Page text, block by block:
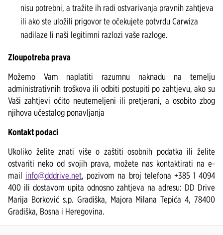
nisu potrebni, a tražite ih radi ostvarivanja pravnih zahtjeva
ili ako ste uložili prigovor te očekujete potvrdu Carwiza
nadilaze li naši legitimni razlozi vaše razloge.
Zloupotreba prava
Možemo Vam naplatiti razumnu naknadu na temelju
administrativnih troškova ili odbiti postupiti po zahtjevu, ako su
Vaši zahtjevi očito neutemeljeni ili pretjerani, a osobito zbog
njihova učestalog ponavljanja
Kontakt podaci
Ukoliko želite znati više o zaštiti osobnih podatka ili želite
ostvariti neko od svojih prava, možete nas kontaktirati na e-
mail info@dddrive.net, pozivom na broj telefona +385 1 4094
400 ili dostavom upita odnosno zahtjeva na adresu: DD Drive
Marija Borković s.p. Gradiška, Majora Milana Tepića 4, 78400
Gradiška, Bosna i Heregovina.